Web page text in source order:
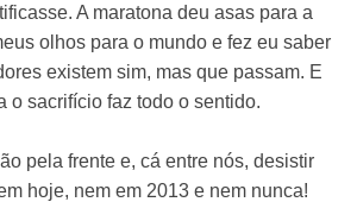
A maratona deu asas para a
olhos para o mundo e fez eu saber
existem sim, mas que passam. E
o sacrifício faz todo o sentido.
pela frente e, cá entre nós, desistir
hoje, nem em 2013 e nem nunca!